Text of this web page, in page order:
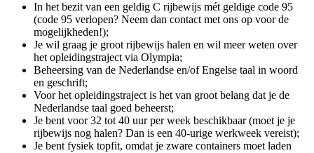
In het bezit van een geldig C rijbewijs mét geldige code 95
(code 95 verlopen? Neem dan contact met ons op voor de
mogelijkheden!);
Je wil graag je groot rijbewijs halen en wil meer weten over
het opleidingstraject via Olympia;
Beheersing van de Nederlandse en/of Engelse taal in woord
en geschrift;
Voor het opleidingstraject is het van groot belang dat je de
Nederlandse taal goed beheerst;
Je bent voor 32 tot 40 uur per week beschikbaar (moet je je
rijbewijs nog halen? Dan is een 40-urige werkweek vereist);
Je bent fysiek topfit, omdat je zware containers moet laden